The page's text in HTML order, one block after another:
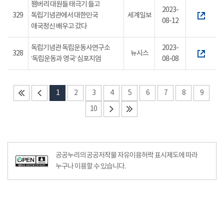
329
잼버리 대원들 태극기 들고
독립기념관에서 대한민국
애국정신 배우고 갔다
세계일보
2023-
08-12
328
독립기념관 독립운동사연구소
‘독립운동과 영국’ 심포지엄
뉴시스
2023-
08-08
1 2 3 4 5 6 7 8
9
10
공공누리의 공공저작물 자유이용허락 표시제도에 따라
누구나 이용할 수 있습니다.